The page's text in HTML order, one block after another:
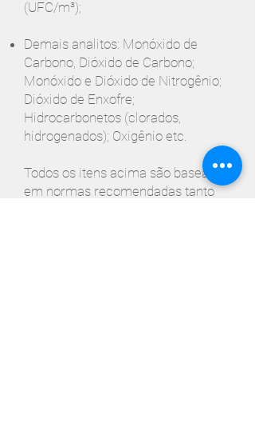
(UFC/m³);
Demais analitos: Monóxido de
Carbono, Dióxido de Carbono;
Monóxido e Dióxido de Nitrogênio;
Dióxido de Enxofre;
Hidrocarbonetos (clorados,
hidrogenados); Oxigênio etc.
Todos os itens acima são baseados
em normas recomendadas tanto